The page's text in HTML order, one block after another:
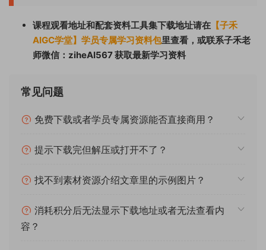
课程观看地址和配套资料工具集下载地址请在 【子禾
AIGC学堂】学员专属学习资料包里查看，或联系子禾老
师微信：ziheAI567 获取最新学习资料
常见问题
免费下载或者学员专属资源能否直接商用？
提示下载完但解压或打开不了？
找不到素材资源介绍文章里的示例图片？
消耗积分后无法显示下载地址或者无法查看内
容？